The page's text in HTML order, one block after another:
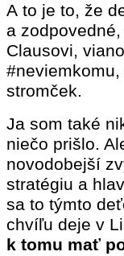
A to je to, že
a
Clausovi,
stromček.
Ja som také
niečo prišlo.
novodobejší
stratégiu a
sa to týmto
chvíľu deje v
k tomu mať